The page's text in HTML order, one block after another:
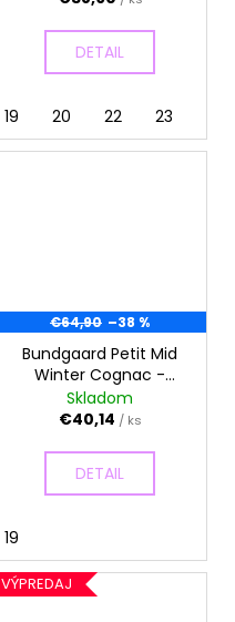
DETAIL
19 20 22 23
€64,90 –38 %
Bundgaard Petit Mid
Winter Cognac -
Zimné topánky
Skladom
€40,14 / ks
DETAIL
19
VÝPREDAJ